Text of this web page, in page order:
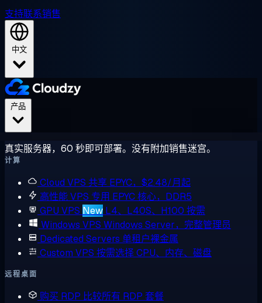
支持联系销售
中文
真实服务器，60 秒即可部署。没有附加销售迷宫。
计算
Cloud VPS 共享 EPYC，$2.48/月起
高性能 VPS 专用 EPYC 核心，DDR5
GPU VPS New L4、L40S、H100 按需
Windows VPS Windows Server，完整管理员
Dedicated Servers 单租户裸金属
Custom VPS 按需选择 CPU、内存、磁盘
远程桌面
购买 RDP 比较所有 RDP 套餐